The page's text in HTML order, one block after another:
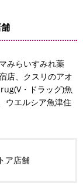
みらいすみれ薬
店、クスリのアオ
・ドラッグ)魚
ウエルシア魚津住
ア店舗